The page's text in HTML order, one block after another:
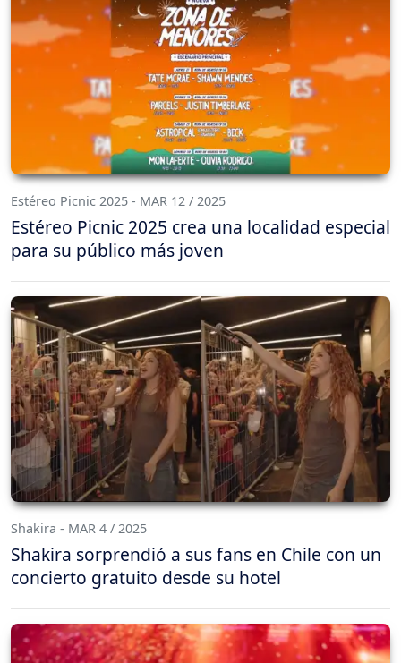
Estéreo Picnic 2025 - MAR 12 / 2025
Estéreo Picnic 2025 crea una localidad especial
para su público más joven
Shakira - MAR 4 / 2025
Shakira sorprendió a sus fans en Chile con un
concierto gratuito desde su hotel